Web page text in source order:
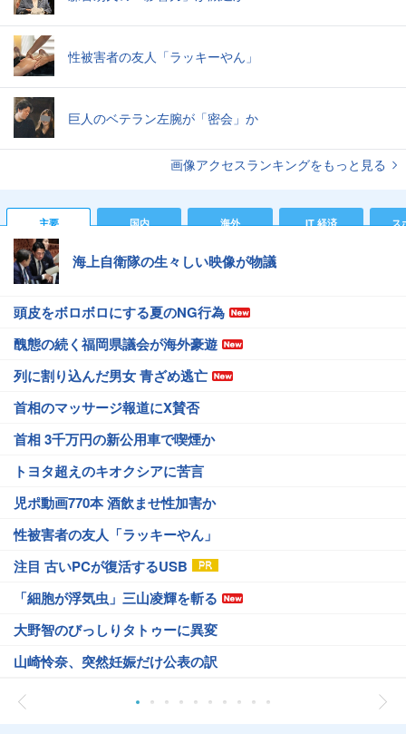
性被害者の友人「ラッキーやん」
巨人のベテラン左腕が「密会」か
画像アクセスランキングをもっと見る
主要 国内 海外 IT 経済 ス
海上自衛隊の生々しい映像が物議
頭皮をボロボロにする夏のNG行為
醜態の続く福岡県議会が海外豪遊
列に割り込んだ男女 青ざめ逃亡
首相のマッサージ報道にX賛否
首相 3千万円の新公用車で喫煙か
トヨタ超えのキオクシアに苦言
児ポ動画770本 酒飲ませ性加害か
性被害者の友人「ラッキーやん」
注目 古いPCが復活するUSB
「細胞が浮気虫」三山凌輝を斬る
大野智のびっしりタトゥーに異変
山崎怜奈、突然妊娠だけ公表の訳